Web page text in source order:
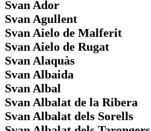
Svan Ador
Svan Agullent
Svan Aielo de Malferit
Svan Aielo de Rugat
Svan Alaquàs
Svan Albaida
Svan Albal
Svan Albalat de la Ribera
Svan Albalat dels Sorells